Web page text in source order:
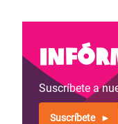
Suscríbete a
Suscríbete